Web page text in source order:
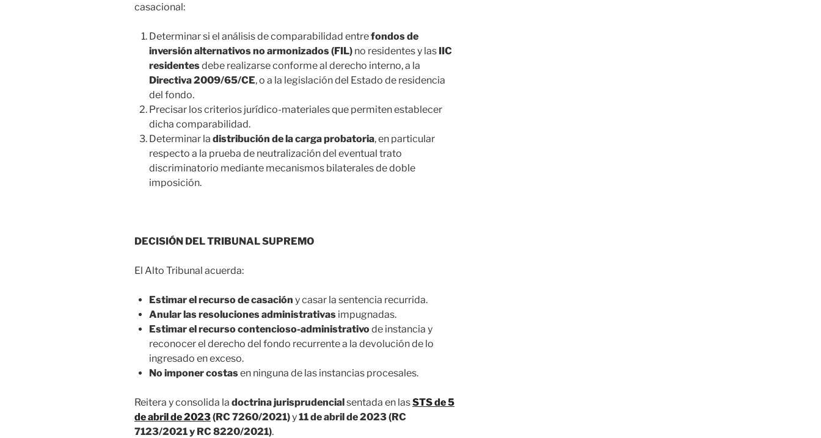
casacional:
Determinar si el análisis de comparabilidad entrefondos de
inversión alternativos no armonizados (FIL) no residentes y las IIC
residentesdebe realizarse conforme al derecho interno, a la
Directiva 2009/65/CE, o a la legislación del Estado de residencia
del fondo.
Precisar los criterios jurídico-materiales que permiten establecer
dicha comparabilidad.
Determinar la distribución de la carga probatoria, en particular
respecto a la prueba de neutralización del eventual trato
discriminatorio mediante mecanismos bilaterales de doble
imposición.
DECISIÓN DEL TRIBUNAL SUPREMO
El Alto Tribunal acuerda:
Estimar el recurso de casación y casar la sentencia recurrida.
Anular las resoluciones administrativas impugnadas.
Estimar el recurso contencioso-administrativode instancia y
reconocer el derecho del fondo recurrente a la devolución de lo
ingresado en exceso.
No imponer costasen ninguna de las instancias procesales.
Reitera y consolida la doctrina jurisprudencialsentada en lasSTS de 5
de abril de 2023(RC 7260/2021)y11 de abril de 2023 (RC
7123/2021 y RC 8220/2021).